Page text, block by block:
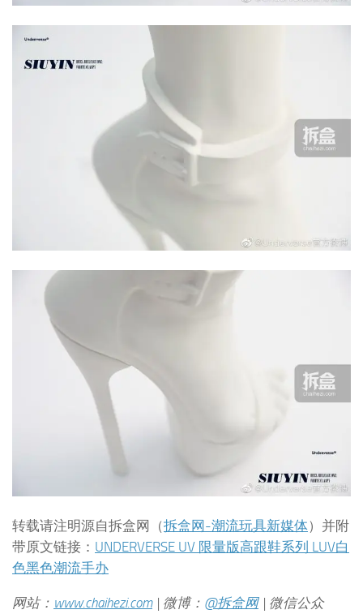
转载请注明源自拆盒网（拆盒网-潮流玩具新媒体）并附
带原文链接： UNDERVERSE UV 限量版高跟鞋系列 LUV白
色黑色潮流手办
网站： www.chaihezi.com| 微博： @拆盒网| 微信公众